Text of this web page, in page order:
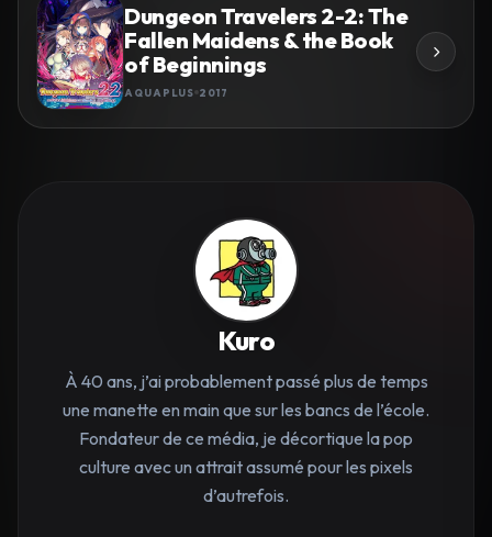
Dungeon Travelers 2-2: The
Fallen Maidens & the Book
of Beginnings
AQUAPLUS 2017
Kuro
À 40 ans, j’ai probablement passé plus de temps
une manette en main que sur les bancs de l’école.
Fondateur de ce média, je décortique la pop
culture avec un attrait assumé pour les pixels
d’autrefois.